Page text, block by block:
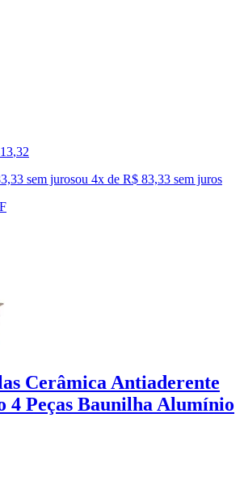
,32
sem jurosou 4x de R$ 83,33 sem juros
Cerâmica Antiaderente
4 Peças Baunilha Alumínio